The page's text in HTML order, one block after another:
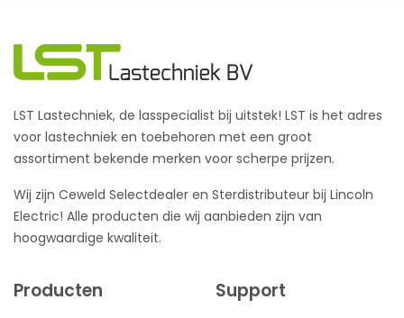
LST Lastechniek, de lasspecialist bij uitstek! LST is het adres
voor lastechniek en toebehoren met een groot
assortiment bekende merken voor scherpe prijzen.
Wij zijn Ceweld Selectdealer en Sterdistributeur bij Lincoln
Electric! Alle producten die wij aanbieden zijn van
hoogwaardige kwaliteit.
Producten Support